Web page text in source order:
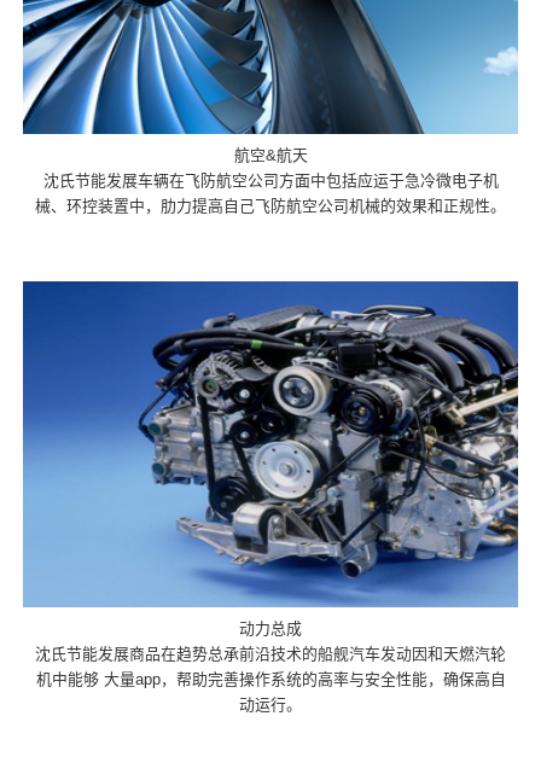
航空&航天
沈氏节能发展车辆在飞防航空公司方面中包括应运于急冷微电子机
械、环控装置中，肋力提高自己飞防航空公司机械的效果和正规性。
动力总成
沈氏节能发展商品在趋势总承前沿技术的船舰汽车发动因和天燃汽轮
机中能够 大量app，帮助完善操作系统的高率与安全性能，确保高自
动运行。